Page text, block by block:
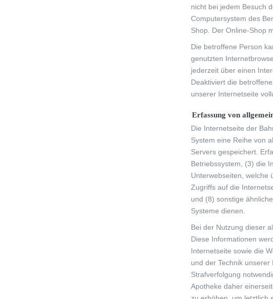
nicht bei jedem Besuch
Computersystem des
Shop. Der Online-Shop
Die betroffene Person
genutzten
jederzeit über einen
Deaktiviert die
unserer Internetseite
Erfassung von
Die Internetseite der
System eine Reihe von
Servers gespeichert.
Betriebssystem, (3) die
Unterwebseiten, welche
Zugriffs auf die
und (8) sonstige
Systeme dienen.
Bei der Nutzung dieser
Diese Informationen
Internetseite sowie die
und der Technik
Strafverfolgung
Apotheke daher